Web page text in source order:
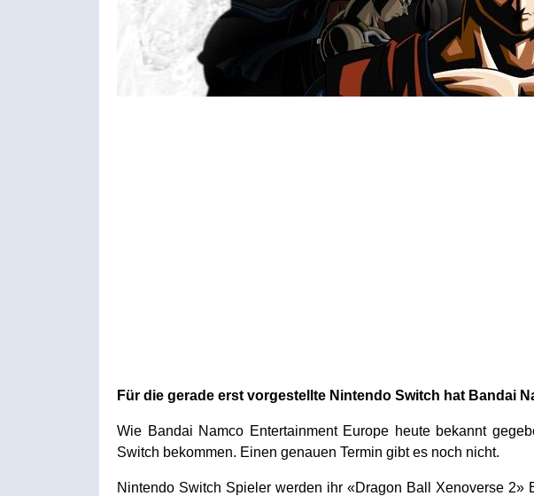
Für die gerade erst vorgestellte Nintendo Switch hat Bandai
Wie Bandai Namco Entertainment Europe heute bekannt
Switch bekommen. Einen genauen Termin gibt es noch nicht.
Nintendo Switch Spieler werden ihr «Dragon Ball Xenoverse